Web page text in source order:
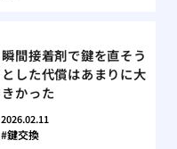
瞬間接着剤で鍵を直そう
とした代償はあまりに大
きかった
2026.02.11
鍵交換